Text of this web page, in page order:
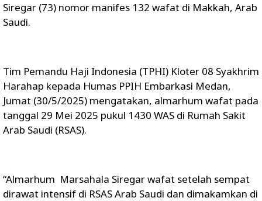
Siregar (73) nomor manifes 132 wafat di Makkah, Arab
Saudi.
Tim Pemandu Haji Indonesia (TPHI) Kloter 08 Syakhrim
Harahap kepada Humas PPIH Embarkasi Medan,
Jumat (30/5/2025) mengatakan, almarhum wafat pada
tanggal 29 Mei 2025 pukul 1430 WAS di Rumah Sakit
Arab Saudi (RSAS).
“Almarhum Marsahala Siregar wafat setelah sempat
dirawat intensif di RSAS Arab Saudi dan dimakamkan di